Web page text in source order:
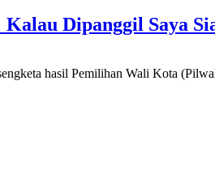
Dipanggil Saya
hasil Pemilihan Wali Kota